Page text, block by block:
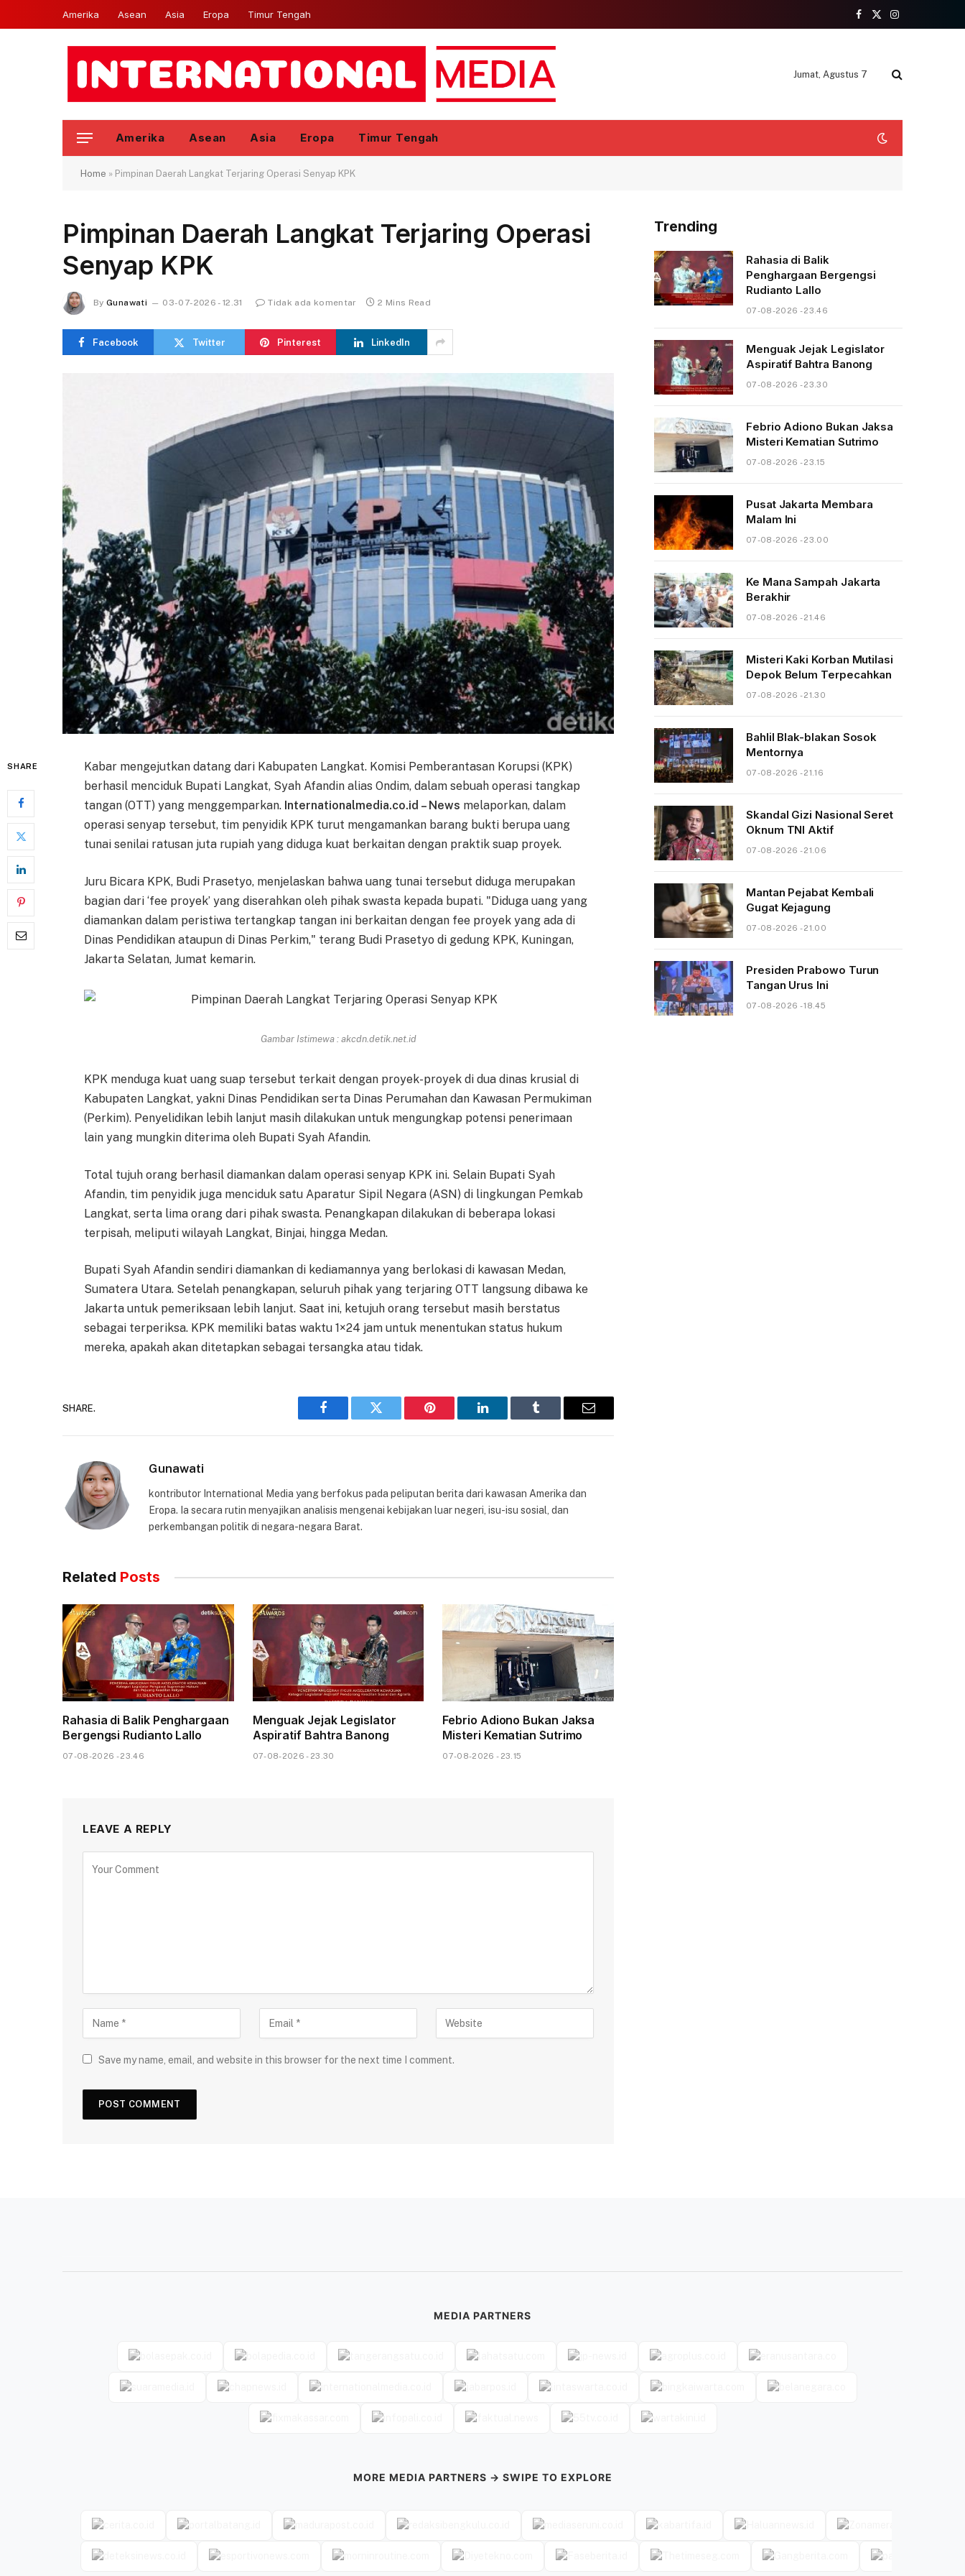
Amerika Asean Asia Eropa Timur Tengah
Facebook
X
Instagram
Jumat, Agustus 7
Amerika Asean Asia Eropa Timur Tengah
Home » Pimpinan Daerah Langkat Terjaring Operasi Senyap KPK
Pimpinan Daerah Langkat Terjaring Operasi
Senyap KPK
By Gunawati 03-07-2026 - 12.31 Tidak ada komentar 2 Mins Read
Facebook Twitter Pinterest LinkedIn
SHARE
Kabar mengejutkan datang dari Kabupaten Langkat. Komisi Pemberantasan Korupsi (KPK)
berhasil menciduk Bupati Langkat, Syah Afandin alias Ondim, dalam sebuah operasi tangkap
tangan (OTT) yang menggemparkan. Internationalmedia.co.id – News melaporkan, dalam
operasi senyap tersebut, tim penyidik KPK turut mengamankan barang bukti berupa uang
tunai senilai ratusan juta rupiah yang diduga kuat berkaitan dengan praktik suap proyek.
Juru Bicara KPK, Budi Prasetyo, menjelaskan bahwa uang tunai tersebut diduga merupakan
bagian dari ‘fee proyek’ yang diserahkan oleh pihak swasta kepada bupati. "Diduga uang yang
diamankan dalam peristiwa tertangkap tangan ini berkaitan dengan fee proyek yang ada di
Dinas Pendidikan ataupun di Dinas Perkim," terang Budi Prasetyo di gedung KPK, Kuningan,
Jakarta Selatan, Jumat kemarin.
Gambar Istimewa : akcdn.detik.net.id
KPK menduga kuat uang suap tersebut terkait dengan proyek-proyek di dua dinas krusial di
Kabupaten Langkat, yakni Dinas Pendidikan serta Dinas Perumahan dan Kawasan Permukiman
(Perkim). Penyelidikan lebih lanjut masih dilakukan untuk mengungkap potensi penerimaan
lain yang mungkin diterima oleh Bupati Syah Afandin.
Total tujuh orang berhasil diamankan dalam operasi senyap KPK ini. Selain Bupati Syah
Afandin, tim penyidik juga menciduk satu Aparatur Sipil Negara (ASN) di lingkungan Pemkab
Langkat, serta lima orang dari pihak swasta. Penangkapan dilakukan di beberapa lokasi
terpisah, meliputi wilayah Langkat, Binjai, hingga Medan.
Bupati Syah Afandin sendiri diamankan di kediamannya yang berlokasi di kawasan Medan,
Sumatera Utara. Setelah penangkapan, seluruh pihak yang terjaring OTT langsung dibawa ke
Jakarta untuk pemeriksaan lebih lanjut. Saat ini, ketujuh orang tersebut masih berstatus
sebagai terperiksa. KPK memiliki batas waktu 1×24 jam untuk menentukan status hukum
mereka, apakah akan ditetapkan sebagai tersangka atau tidak.
SHARE.
Facebook Twitter Pinterest LinkedIn Tumblr Email
Gunawati
kontributor International Media yang berfokus pada peliputan berita dari kawasan Amerika dan
Eropa. Ia secara rutin menyajikan analisis mengenai kebijakan luar negeri, isu-isu sosial, dan
perkembangan politik di negara-negara Barat.
Related Posts
Rahasia di Balik Penghargaan
Bergengsi Rudianto Lallo
07-08-2026 - 23.46
Menguak Jejak Legislator
Aspiratif Bahtra Banong
07-08-2026 - 23.30
Febrio Adiono Bukan Jaksa
Misteri Kematian Sutrimo
07-08-2026 - 23.15
LEAVE A REPLY
Save my name, email, and website in this browser for the next time I comment.
Trending
Rahasia di Balik
Penghargaan Bergengsi
Rudianto Lallo
07-08-2026 - 23.46
Menguak Jejak Legislator
Aspiratif Bahtra Banong
07-08-2026 - 23.30
Febrio Adiono Bukan Jaksa
Misteri Kematian Sutrimo
07-08-2026 - 23.15
Pusat Jakarta Membara
Malam Ini
07-08-2026 - 23.00
Ke Mana Sampah Jakarta
Berakhir
07-08-2026 - 21.46
Misteri Kaki Korban Mutilasi
Depok Belum Terpecahkan
07-08-2026 - 21.30
Bahlil Blak-blakan Sosok
Mentornya
07-08-2026 - 21.16
Skandal Gizi Nasional Seret
Oknum TNI Aktif
07-08-2026 - 21.06
Mantan Pejabat Kembali
Gugat Kejagung
07-08-2026 - 21.00
Presiden Prabowo Turun
Tangan Urus Ini
07-08-2026 - 18.45
MEDIA PARTNERS
MORE MEDIA PARTNERS → SWIPE TO EXPLORE